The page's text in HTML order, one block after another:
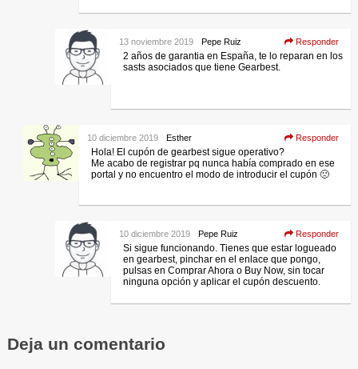
Pepe Ruiz
13 noviembre 2019 Responder
2 años de garantia en España, te lo reparan en los
sasts asociados que tiene Gearbest.
Esther
10 diciembre 2019 Responder
Hola! El cupón de gearbest sigue operativo?
Me acabo de registrar pq nunca había comprado en ese
portal y no encuentro el modo de introducir el cupón 🙁
Pepe Ruiz
10 diciembre 2019 Responder
Si sigue funcionando. Tienes que estar logueado
en gearbest, pinchar en el enlace que pongo,
pulsas en Comprar Ahora o Buy Now, sin tocar
ninguna opción y aplicar el cupón descuento.
Deja un comentario